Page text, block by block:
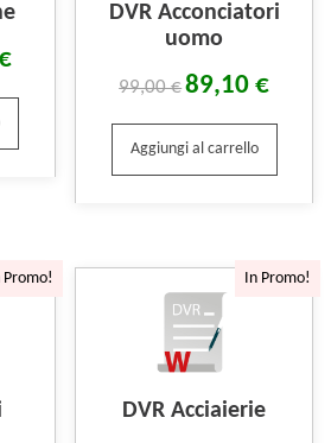
DVR Acconciatori
uomo
99,00€89,10€
Aggiungi al carrello
Promo! In Promo!
DVR Acciaierie